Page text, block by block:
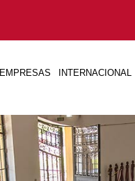
EMPRESAS INTERNACIONAL